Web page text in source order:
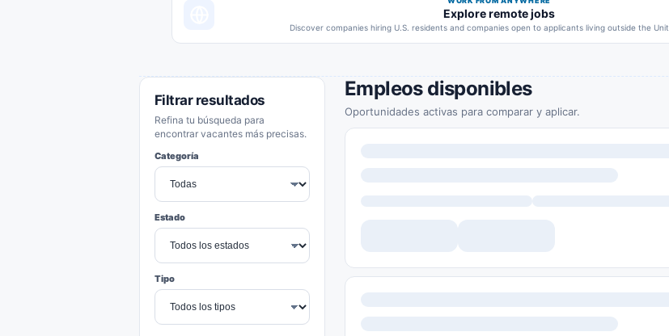
Explore remote jobs
Discover companies hiring U.S. residents and companies open to applicants living outside the
Filtrar resultados
Refina tu búsqueda para
encontrar vacantes más precisas.
Categoría
Estado
Tipo
Empleos disponibles
Oportunidades activas para comparar y aplicar.